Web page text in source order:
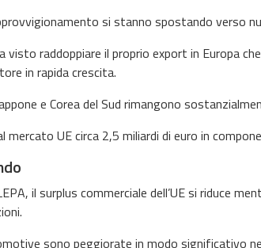
si stanno spostando verso
visto raddoppiare il proprio export in Europa
in rapida crescita.
e Corea del Sud rimangono
UE circa 2,5 miliardi di euro in
il surplus commerciale dell’UE si riduce
sono peggiorate in modo significativo